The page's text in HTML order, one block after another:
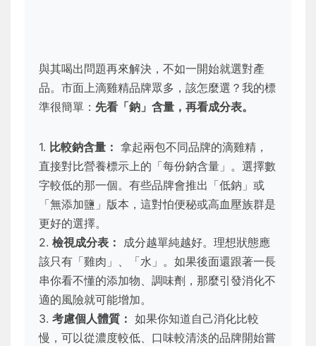
與其喝出問題再來解決，不如一開始就選對產
品。市面上滴雞精品牌眾多，該怎麼選？我的標
準很簡單： 先看「鈉」含量，再看成分表。
1. 比較鈉含量： 拿起兩包不同品牌的滴雞精，
直接對比營養標示上的「每份鈉含量」。選擇數
字較低的那一個。有些品牌會推出「低鈉」或
「無添加鹽」版本，這對怕便秘或高血壓族群是
更好的選擇。
2. 檢視成分表： 成分越單純越好。理想狀態應
該只有「雞肉」、「水」。如果後面還跟著一長
串你看不懂的添加物、調味劑，那麼引發消化不
適的風險就可能增加。
3. 考慮個人體質： 如果你知道自己消化比較
慢，可以從濃度較低、口味較清淡的品牌開始嘗